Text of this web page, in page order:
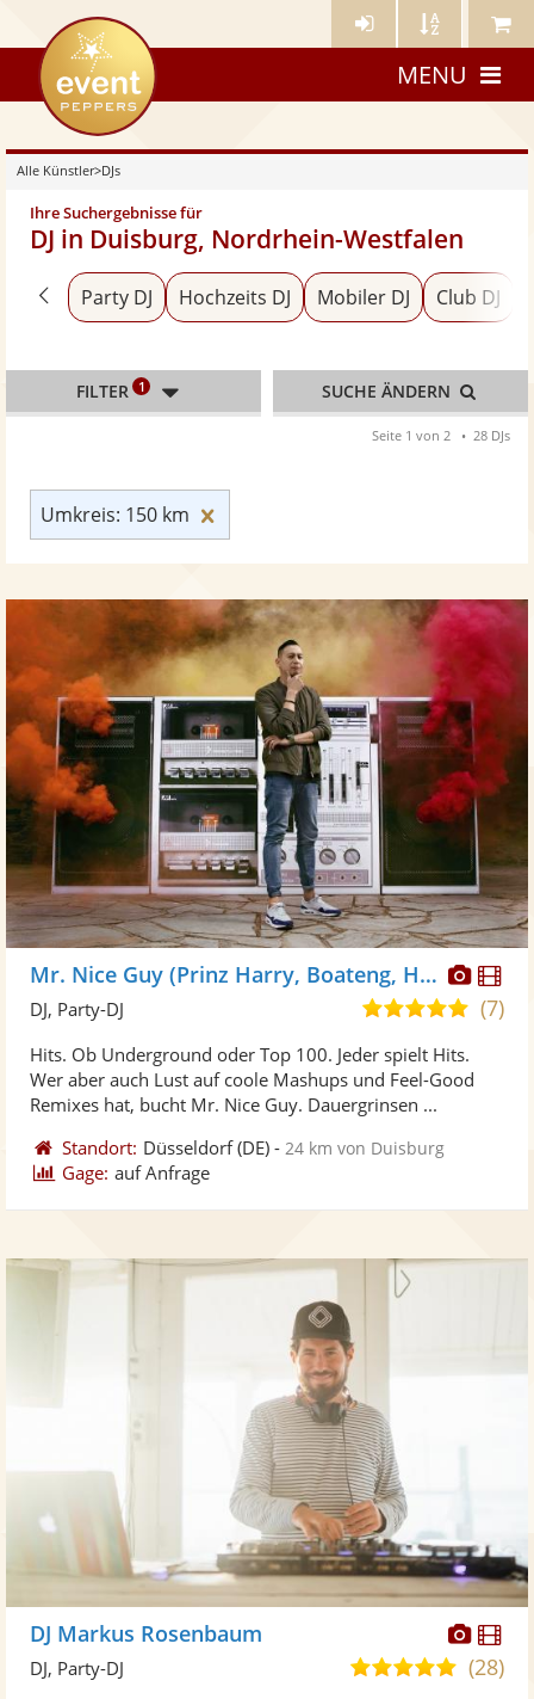
Künstler- Künstler Meine
eventpeppers
MENU
Alle Künstler>DJs
Ihre Suchergebnisse für
DJ in Duisburg, Nordrhein-Westfalen
Zurück zu «Alle Künstler»
Party DJ Hochzeits DJ Mobiler DJ Club DJ
Umkreis: 150 km
FILTER 1 SUCHE ÄNDERN
Seite 1 von 2 28 DJs
Mr. Nice Guy (Prinz Harry, Boateng, Höwedes)
5,0
5
(7)
DJ, Party-DJ
Hits. Ob Underground oder Top 100. Jeder spielt Hits.
Wer aber auch Lust auf coole Mashups und Feel-Good
Remixes hat, bucht Mr. Nice Guy. Dauergrinsen ...
Standort: Düsseldorf(DE) - 24 km von Duisburg
Gage: auf Anfrage
DJ Markus Rosenbaum
5,0(28)
DJ, Party-DJ